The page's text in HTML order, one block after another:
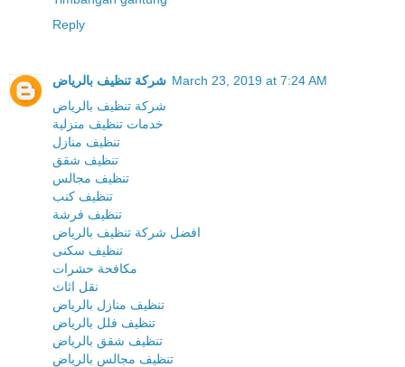
Reply
شركة تنظيف بالرياض March 23, 2019 at 7:24 AM
شركة تنظيف بالرياض
خدمات تنظيف منزلية
تنظيف منازل
تنظيف شقق
تنظيف مجالس
تنظيف كنب
تنظيف فرشة
افضل شركة تنظيف بالرياض
تنظيف سكنى
مكافحة حشرات
نقل اثاث
تنظيف منازل بالرياض
تنظيف فلل بالرياض
تنظيف شقق بالرياض
تنظيف مجالس بالرياض